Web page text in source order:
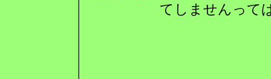
てしませんって